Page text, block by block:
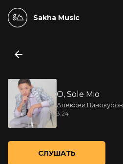
Sakha Music
O, Sole Mio
Алексей Винокуров
3:24
СЛУШАТЬ